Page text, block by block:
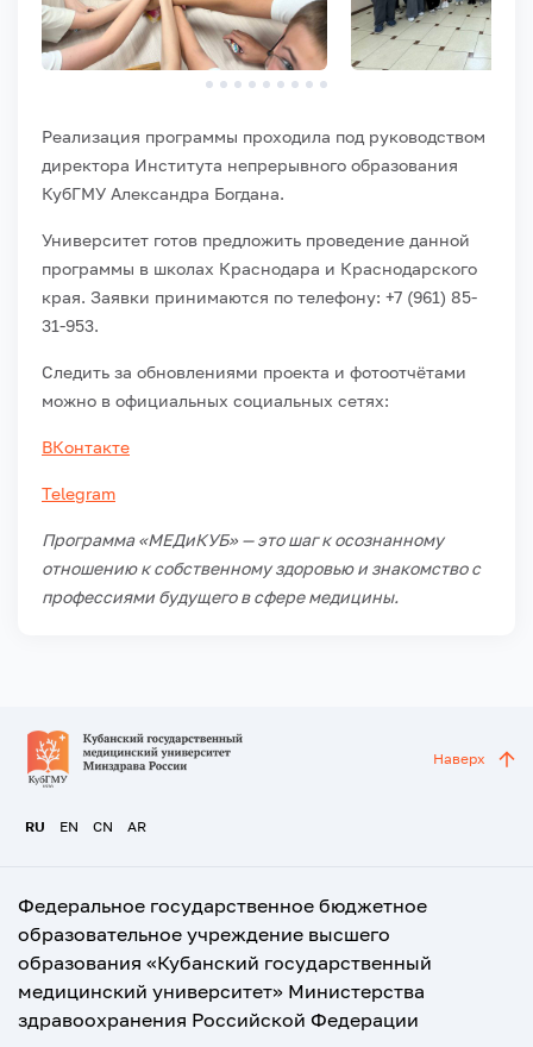
Реализация программы проходила под руководством
директора Института непрерывного образования
КубГМУ Александра Богдана.
Университет готов предложить проведение данной
программы в школах Краснодара и Краснодарского
края. Заявки принимаются по телефону: +7 (961) 85-
31-953.
Следить за обновлениями проекта и фотоотчётами
можно в официальных социальных сетях:
ВКонтакте
Telegram
Программа «МЕДиКУБ» — это шаг к осознанному
отношению к собственному здоровью и знакомство с
профессиями будущего в сфере медицины.
RU EN CN AR
Наверх
Федеральное государственное бюджетное
образовательное учреждение высшего
образования «Кубанский государственный
медицинский университет» Министерства
здравоохранения Российской Федерации